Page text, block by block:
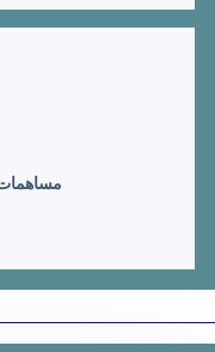
مساهمات